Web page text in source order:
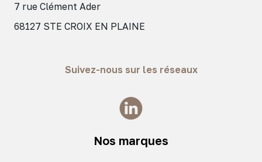
7 rue Clément Ader
68127 STE CROIX EN PLAINE
Suivez-nous sur les réseaux
Nos marques